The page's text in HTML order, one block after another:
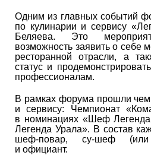
Одним из главных событий
по кулинарии и сервису
Беляева. Это
возможность заявить о себе
ресторанной отрасли, а
статус и
профессионалам.
В рамках форума прошли
и сервису: Чемпионат
в номинациях «Шеф
Легенда Урала». В состав
шеф-повар, су-шеф
и официант.